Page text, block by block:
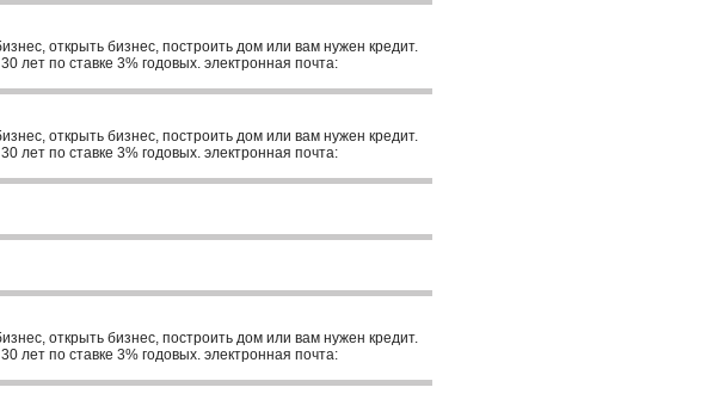
открыть бизнес, построить дом или вам нужен кредит.
лет по ставке 3% годовых. электронная почта:
открыть бизнес, построить дом или вам нужен кредит.
лет по ставке 3% годовых. электронная почта:
открыть бизнес, построить дом или вам нужен кредит.
лет по ставке 3% годовых. электронная почта: